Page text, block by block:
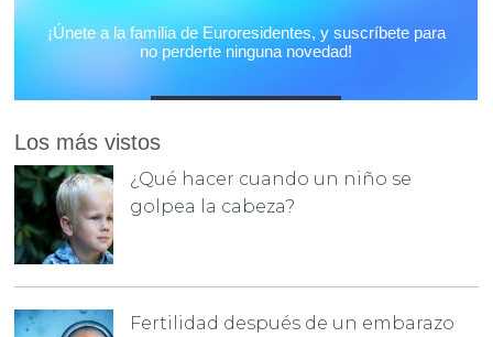
Los más vistos
¿Qué hacer cuando un niño se
golpea la cabeza?
Fertilidad después de un embarazo